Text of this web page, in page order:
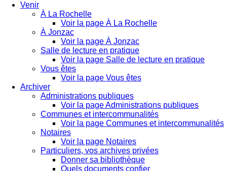
Venir
À La Rochelle
Voir la page À La Rochelle
À Jonzac
Voir la page À Jonzac
Salle de lecture en pratique
Voir la page Salle de lecture en pratique
Vous êtes
Voir la page Vous êtes
Archiver
Administrations publiques
Voir la page Administrations publiques
Communes et intercommunalités
Voir la page Communes et intercommunalités
Notaires
Voir la page Notaires
Particuliers, vos archives privées
Donner sa bibliothèque
Quels documents confier